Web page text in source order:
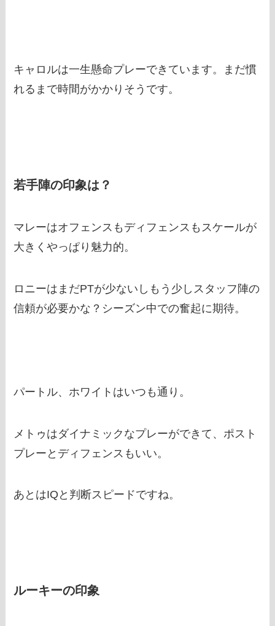
キャロルは一生懸命プレーできています。まだ慣
れるまで時間がかかりそうです。
若手陣の印象は？
マレーはオフェンスもディフェンスもスケールが
大きくやっぱり魅力的。
ロニーはまだPTが少ないしもう少しスタッフ陣の
信頼が必要かな？シーズン中での奮起に期待。
パートル、ホワイトはいつも通り。
メトゥはダイナミックなプレーができて、ポスト
プレーとディフェンスもいい。
あとはIQと判断スピードですね。
ルーキーの印象